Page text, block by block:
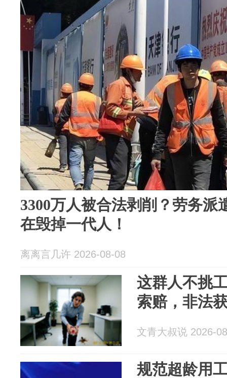
3300万人被合法剥削？劳务派
在毁掉一代人！
离离言几许 2026-08-08
这群人不挑
索赔，非法
文青大叔说 2026-
规范超龄用